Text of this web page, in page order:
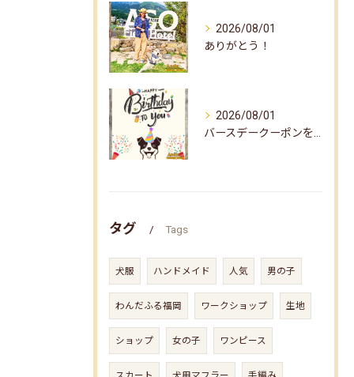
2026/08/01
ありがとう！
2026/08/01
タグ Tags
犬服 ハンドメイド 人気 男の子
わんだふる福岡 ワークショップ 生地
ショップ 女の子 ワンピース